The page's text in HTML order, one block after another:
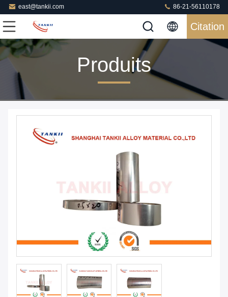
east@tankii.com 86-21-56110178
Citation
Produits